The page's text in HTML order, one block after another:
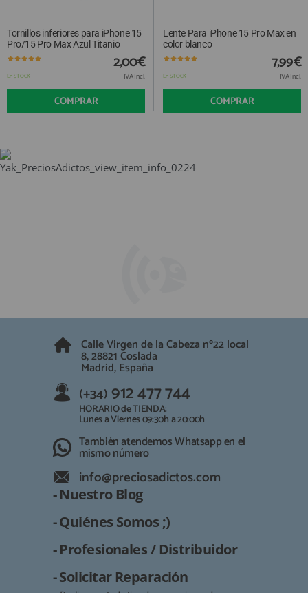
Tornillos inferiores para iPhone 15
Pro/15 Pro Max Azul Titanio
En STOCK
2,00€
IVA Incl.
COMPRAR
Lente Para iPhone 15 Pro Max en
color blanco
En STOCK
7,99€
IVA Incl.
COMPRAR
Calle Virgen de la Cabeza nº22 local
8, 28821 Coslada
Madrid, España
(+34) 912 477 744
HORARIO de TIENDA:
Lunes a Viernes 09:30h a 20:00h
También atendemos Whatsapp en el
mismo número
info@preciosadictos.com
- Nuestro Blog
- Quiénes Somos ;)
- Profesionales / Distribuidor
- Solicitar Reparación